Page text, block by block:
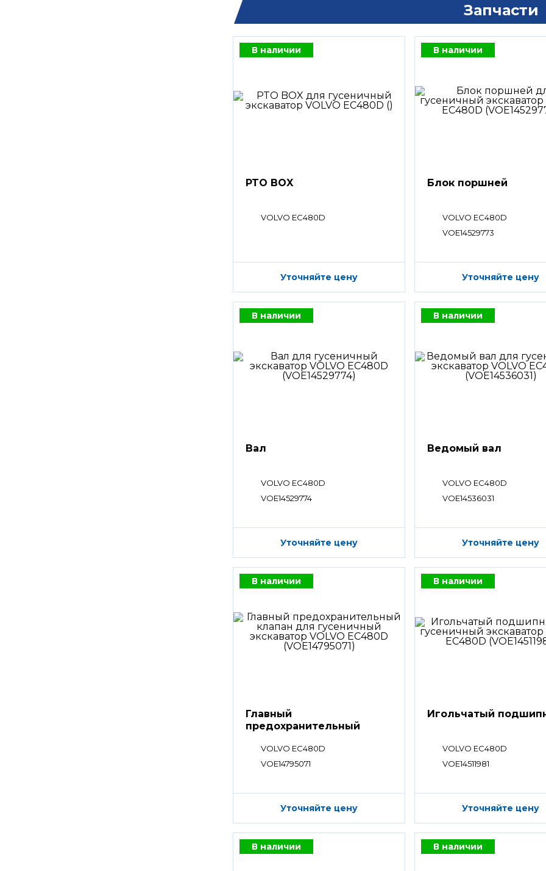
Запчасти
В наличии
PTO BOX
VOLVO EC480D
Уточняйте цену
В наличии
Блок поршней
VOLVO EC480D
VOE14529773
Уточняйте цену
В наличии
Вал
VOLVO EC480D
VOE14529774
Уточняйте цену
В наличии
Ведомый вал
VOLVO EC480D
VOE14536031
Уточняйте цену
В наличии
Главный
предохранительный
VOLVO EC480D
VOE14795071
Уточняйте цену
В наличии
Игольчатый
VOLVO EC480D
VOE14511981
Уточняйте цену
В наличии В наличии